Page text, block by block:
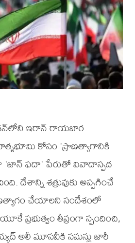
ఇరాన్ రాయబార
కోసం 'ప్రాణత్యాగానికి
'జాన్ ఫదా' పేరుతో వివాదాస్పద
దేశాన్ని శత్రువుకు అప్పగించే
చేయాలని సందేశంలో
ప్రభుత్వం తీవ్రంగా స్పందించి,
అలీ మూసవీకి సమన్లు జారీ